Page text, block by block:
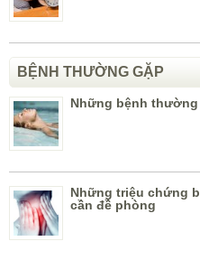
BỆNH THƯỜNG GẶP
Những bệnh
Những triệu chứng
cần đề phòng